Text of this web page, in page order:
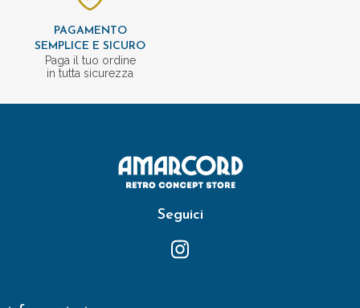
PAGAMENTO
SEMPLICE E SICURO
Paga il tuo ordine
in tutta sicurezza
Seguici